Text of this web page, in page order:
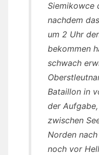
Siemikowce
nachdem
um 2 Uhr
bekommen
schwach
Bataillon in
der
zwischen
Norden
noch vor